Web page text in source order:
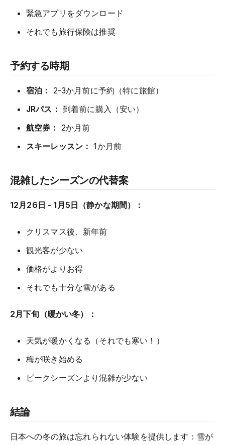
緊急アプリをダウンロード
それでも旅行保険は推奨
予約する時期
宿泊： 2-3か月前に予約（特に旅館）
JRパス： 到着前に購入（安い）
航空券： 2か月前
スキーレッスン： 1か月前
混雑したシーズンの代替案
12月26日 - 1月5日（静かな期間）：
クリスマス後、新年前
観光客が少ない
価格がよりお得
それでも十分な雪がある
2月下旬（暖かい冬）：
天気が暖かくなる（それでも寒い！）
梅が咲き始める
ピークシーズンより混雑が少ない
結論
日本への冬の旅は忘れられない体験を提供します：雪が